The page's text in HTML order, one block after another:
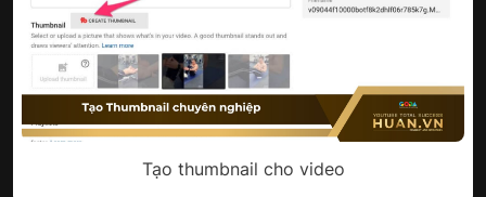
Tạo thumbnail cho video